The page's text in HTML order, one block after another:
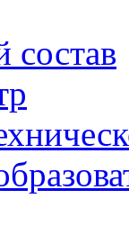
состав